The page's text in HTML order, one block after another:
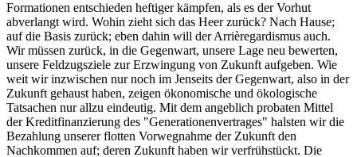
Formationen entschieden heftiger kämpfen, als es der Vorhut
abverlangt wird. Wohin zieht sich das Heer zurück? Nach Hause;
auf die Basis zurück; eben dahin will der Arrièregardismus auch.
Wir müssen zurück, in die Gegenwart, unsere Lage neu bewerten,
unsere Feldzugsziele zur Erzwingung von Zukunft aufgeben. Wie
weit wir inzwischen nur noch im Jenseits der Gegenwart, also in der
Zukunft gehaust haben, zeigen ökonomische und ökologische
Tatsachen nur allzu eindeutig. Mit dem angeblich probaten Mittel
der Kreditfinanzierung des "Generationenvertrages" halsten wir die
Bezahlung unserer flotten Vorwegnahme der Zukunft den
Nachkommen auf; deren Zukunft haben wir verfrühstückt. Die